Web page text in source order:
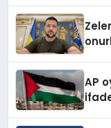
AP